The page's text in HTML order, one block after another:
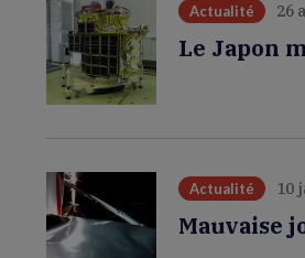
Actualité 26
Le Japon
Actualité 10
Mauvaise